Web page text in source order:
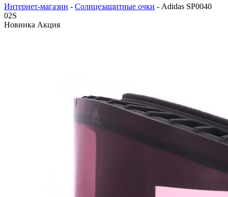
Интернет-магазин - Солнцезащитные очки - Adidas SP0040
02S
Новинка Акция